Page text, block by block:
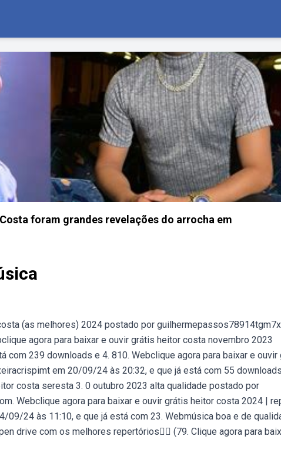
foram grandes revelações do arrocha em
(as melhores) 2024 postado por
agora para baixar e ouvir grátis heitor costa novembro 2023
239 downloads e 4. 810. Webclique agora para baixar e ouvir
em 20/09/24 às 20:32, e que já está com 55
costa seresta 3. 0 outubro 2023 alta qualidade postado por
Webclique agora para baixar e ouvir grátis heitor costa 2024 |
09/24 às 11:10, e que já está com 23. Webmúsica boa e de
drive com os melhores repertórios👇🏻 (79. Clique agora para